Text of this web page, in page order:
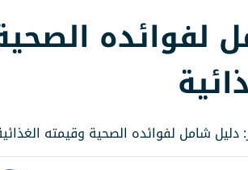
لفوائده
دليل شامل لفوائده الصحية وقيمته